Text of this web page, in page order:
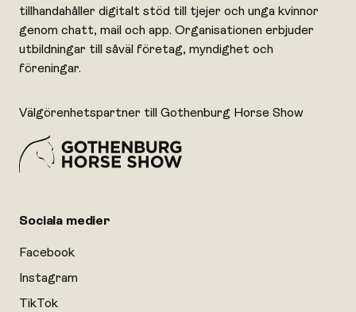
tillhandahåller digitalt stöd till tjejer och unga kvinnor
genom chatt, mail och app. Organisationen erbjuder
utbildningar till såväl företag, myndighet och
föreningar.
Välgörenhetspartner till Gothenburg Horse Show
Sociala medier
Facebook
Instagram
TikTok